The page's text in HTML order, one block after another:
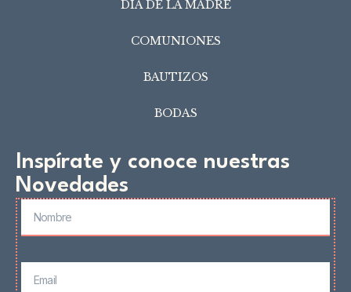
DIA DE LA MADRE
COMUNIONES
BAUTIZOS
BODAS
Inspírate y conoce nuestras
Novedades